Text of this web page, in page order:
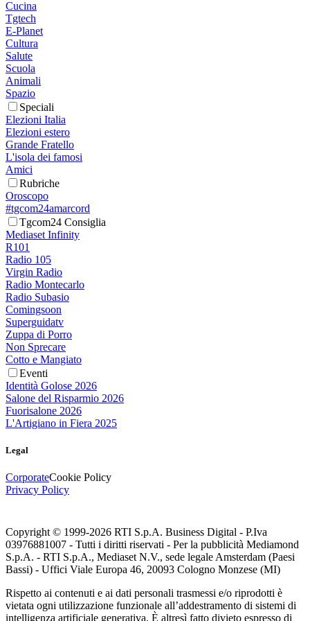
Cucina
Tgtech
E-Planet
Cultura
Salute
Scuola
Animali
Spazio
Speciali
Elezioni Italia
Elezioni estero
Grande Fratello
L'isola dei famosi
Amici
Rubriche
Oroscopo
#tgcom24amarcord
Tgcom24 Consiglia
Mediaset Infinity
R101
Radio 105
Virgin Radio
Radio Montecarlo
Radio Subasio
Comingsoon
Superguidatv
Zuppa di Porro
Non Sprecare
Cotto e Mangiato
Eventi
Identità Golose 2026
Salone del Risparmio 2026
Fuorisalone 2026
L'Artigiano in Fiera 2025
Legal
CorporateCookie Policy
Privacy Policy
Copyright © 1999-2026 RTI S.p.A. Business Digital - P.Iva
03976881007 - Tutti i diritti riservati - Per la pubblicità Mediamond
S.p.A. - RTI S.p.A., Mediaset N.V., sede legale Amsterdam (Paesi
Bassi) - Uffici Viale Europa 46, 20093 Cologno Monzese (MI)
Rispetto ai contenuti e ai dati personali trasmessi e/o riprodotti è
vietata ogni utilizzazione funzionale all’addestramento di sistemi di
intelligenza artificiale generativa. È altresì fatto divieto espresso di